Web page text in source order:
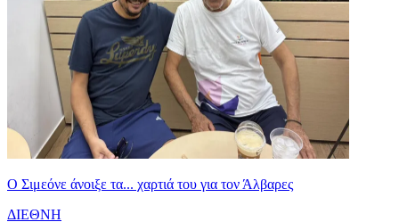
Ο Σιμεόνε άνοιξε τα... χαρτιά του για τον Άλβαρες
ΔΙΕΘΝΗ